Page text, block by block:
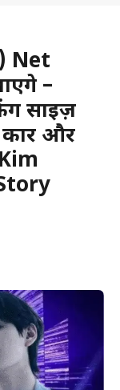
Net
–
साइज़
कार और